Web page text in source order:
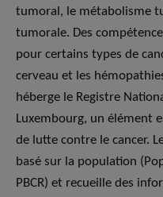
tumoral, le métabolisme
tumorale. Des
pour certains types de
cerveau et les
héberge le Registre
Luxembourg, un élément
de lutte contre le cancer.
basé sur la population
PBCR) et recueille des